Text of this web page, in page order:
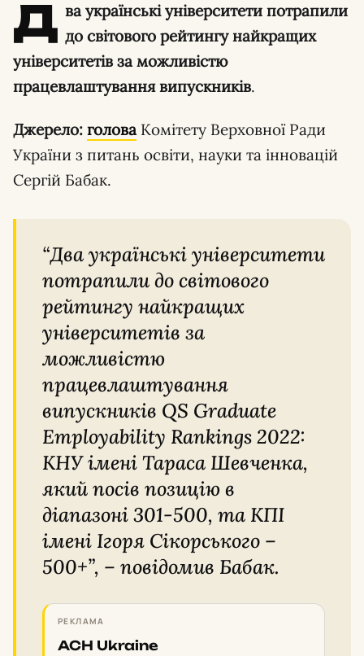
Д ва українські університети потрапили
до світового рейтингу найкращих
університетів за можливістю
працевлаштування випускників.
Джерело: головаКомітету Верховної Ради
України з питань освіти, науки та інновацій
Сергій Бабак.
“Два українські університети
потрапили до світового
рейтингу найкращих
університетів за
можливістю
працевлаштування
випускників QS Graduate
Employability Rankings 2022:
КНУ імені Тараса Шевченка,
який посів позицію в
діапазоні 301-500, та КПІ
імені Ігоря Сікорського –
500+”, – повідомив Бабак.
РЕКЛАМА
ACH Ukraine